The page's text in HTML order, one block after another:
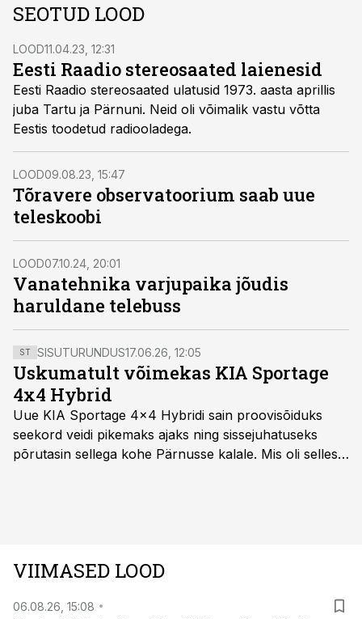
SEOTUD LOOD
LOOD11.04.23, 12:31
Eesti Raadio stereosaated laienesid
Eesti Raadio stereosaated ulatusid 1973. aasta aprillis
juba Tartu ja Pärnuni. Neid oli võimalik vastu võtta
Eestis toodetud radiooladega.
LOOD09.08.23, 15:47
Tõravere observatoorium saab uue
teleskoobi
LOOD07.10.24, 20:01
Vanatehnika varjupaika jõudis
haruldane telebuss
ST SISUTURUNDUS17.06.26, 12:05
Uskumatult võimekas KIA Sportage
4x4 Hybrid
Uue KIA Sportage 4x4 Hybridi sain proovisõiduks
seekord veidi pikemaks ajaks ning sissejuhatuseks
põrutasin sellega kohe Pärnusse kalale. Mis oli selles
VIIMASED LOOD
06.08.26, 15:08